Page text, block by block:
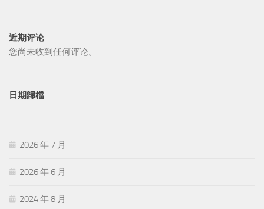
近期评论
您尚未收到任何评论。
日期歸檔
2026 年 7 月
2026 年 6 月
2024 年 8 月